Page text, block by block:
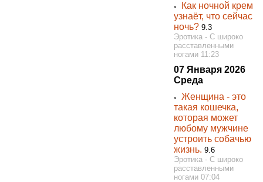
◦
Как ночной крем
узнаёт, что сейчас
ночь? 9.3
Эротика - С широко
расставленными
ногами 11:23
07 Января 2026
Среда
◦Женщина - это
такая кошечка,
которая может
любому мужчине
устроить собачью
жизнь. 9.6
Эротика - С широко
расставленными
ногами 07:04